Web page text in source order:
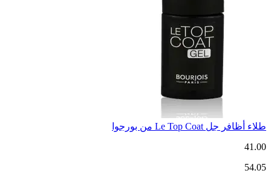
طلاء أظافر جل Le Top Coat من بورجوا
41.00
54.05